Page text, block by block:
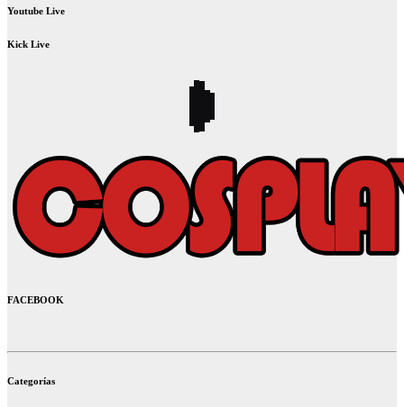
Youtube Live
Kick Live
FACEBOOK
Categorías